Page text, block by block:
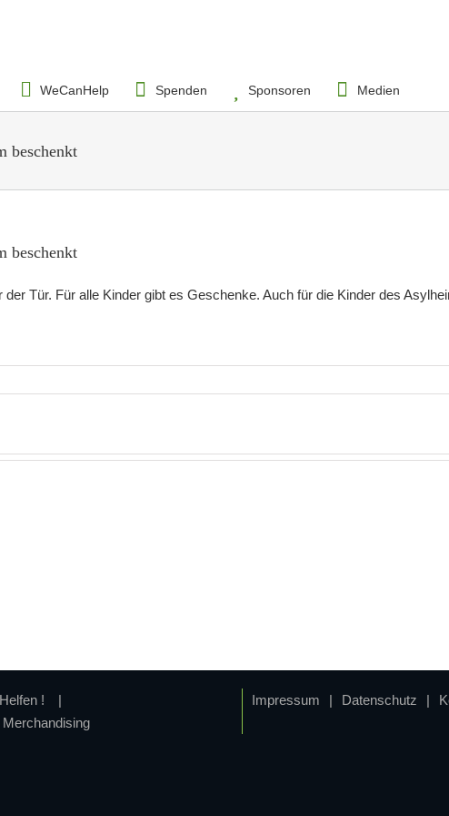
WeCanHelp Spenden Sponsoren Medien
beschenkt
beschenkt
Tür. Für alle Kinder gibt es Geschenke. Auch für die Kinder des
!
Merchandising
Impressum Datenschutz